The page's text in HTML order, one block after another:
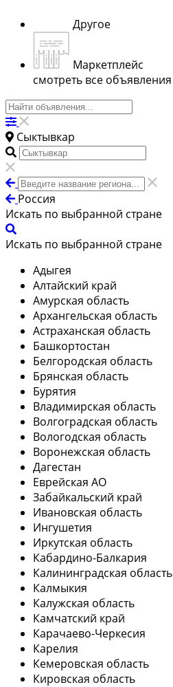
Другое
Маркетплейс
смотреть все объявления
Сыктывкар
Россия
Искать по выбранной стране
Искать по выбранной стране
Адыгея
Алтайский край
Амурская область
Архангельская область
Астраханская область
Башкортостан
Белгородская область
Брянская область
Бурятия
Владимирская область
Волгоградская область
Вологодская область
Воронежская область
Дагестан
Еврейская АО
Забайкальский край
Ивановская область
Ингушетия
Иркутская область
Кабардино-Балкария
Калининградская область
Калмыкия
Калужская область
Камчатский край
Карачаево-Черкесия
Карелия
Кемеровская область
Кировская область